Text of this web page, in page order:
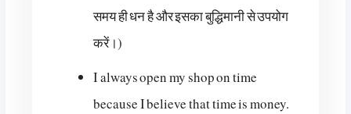
समय ही धन है और इसका बुद्धिमानी से उपयोग
करें।)
I always open my shop on time
because I believe that time is money.